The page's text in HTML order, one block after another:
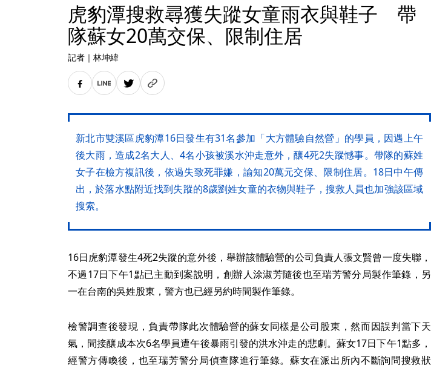
虎豹潭搜救尋獲失蹤女童雨衣與鞋子 帶
隊蘇女20萬交保、限制住居
記者 ｜ 林坤緯
新北市雙溪區虎豹潭16日發生有31名參加「大方體驗自然營」的學員，因遇上午
後大雨，造成2名大人、4名小孩被溪水沖走意外，釀4死2失蹤憾事。帶隊的蘇姓
女子在檢方複訊後，依過失致死罪嫌，諭知20萬元交保、限制住居。18日中午傳
出，於落水點附近找到失蹤的8歲劉姓女童的衣物與鞋子，搜救人員也加強該區域
搜索。
16日虎豹潭發生4死2失蹤的意外後，舉辦該體驗營的公司負責人張文賢曾一度失聯，
不過17日下午1點已主動到案說明，創辦人涂淑芳隨後也至瑞芳警分局製作筆錄，另
一在台南的吳姓股東，警方也已經另約時間製作筆錄。
檢警調查後發現，負責帶隊此次體驗營的蘇女同樣是公司股東，然而因誤判當下天
氣，間接釀成本次6名學員遭午後暴雨引發的洪水沖走的悲劇。蘇女17日下午1點多，
經警方傳喚後，也至瑞芳警分局偵查隊進行筆錄。蘇女在派出所內不斷詢問搜救狀